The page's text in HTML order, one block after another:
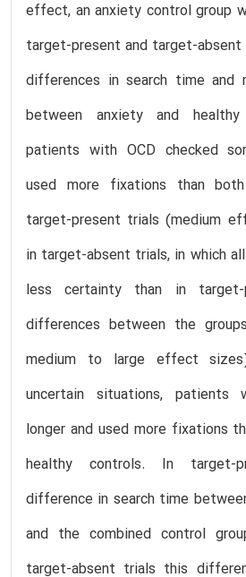
effect, an anxiety control group
target-present and target-
differences in search time and
between anxiety and healthy
patients with OCD checked
used more fixations than
target-present trials (medium
in target-absent trials, in which
less certainty than in
differences between the
medium to large effect
uncertain situations, patients
longer and used more fixations
healthy controls. In target-
difference in search time
and the combined control
target-absent trials this